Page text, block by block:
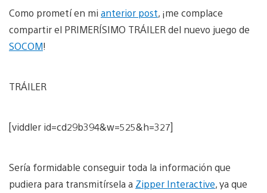
Como prometí en mi anterior post, ¡me complace
compartir el PRIMERÍSIMO TRÁILER del nuevo juego de
SOCOM!
TRÁILER
[viddler id=cd29b394&w=525&h=327]
Sería formidable conseguir toda la información que
pudiera para transmitírsela a Zipper Interactive, ya que